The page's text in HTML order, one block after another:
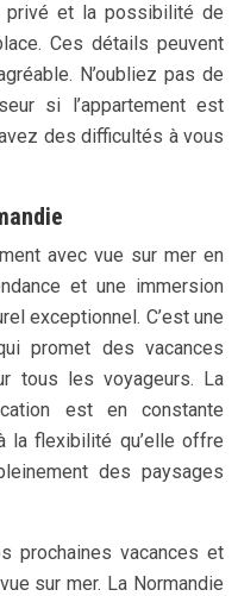
privé et la possibilité de
Ces détails peuvent
N’oubliez pas de
si l’appartement est
des difficultés à vous
avec vue sur mer en
et une immersion
exceptionnel. C’est une
promet des vacances
tous les voyageurs. La
est en constante
la flexibilité qu’elle offre
des paysages
prochaines vacances et
sur mer. La Normandie